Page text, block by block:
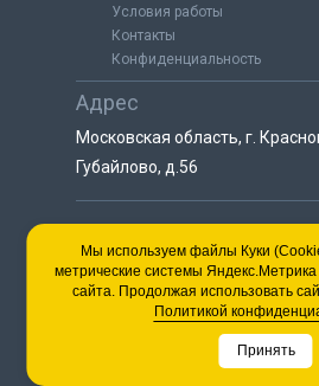
Условия работы
Контакты
Конфиденциальность
Адрес
Московская область, г.
Губайлово, д.56
8 (925) 064-
пн-сб с 9:00 до
8 (495) 563-
пн-сб с 9:00 до
Мы используем файлы Куки
метрические системы
сайта. Продолжая использовать
Политикой
Принять